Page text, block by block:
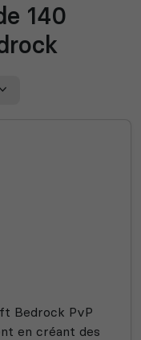
140
Bedrock PvP
en créant des